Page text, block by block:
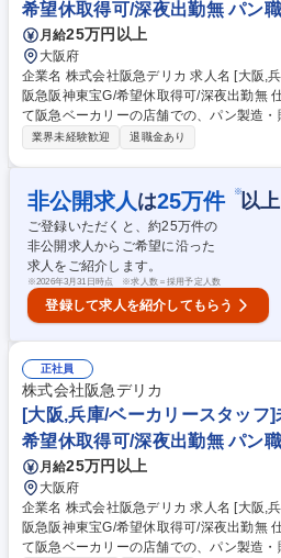
オアシス・イズミヤ・関西スーパー等展開
希望休取得可/深夜出勤無 パン
月給25万円以上
大阪府
企業名 株式会社阪急デリカ 求人名 [大阪,兵庫/ベーカリースタッフ]未経験/
阪急阪神東宝G/希望休取得可/深夜出勤無 仕事の内容 将来の店長候補とし
て阪急ベーカリーの店舗での、パン製造
す。まずはパンづくりや接客等、基本業
地の準備（解凍・ホイロなど）/分割⇒成
務/売り場づくり/製造計画/発注業務/売上
内で成型・焼成・仕上げを行うため、お
の腕の見せどころです！～ 【キャリアパ
なれば、最短で半年で店長になった方もいらっし
阪,兵庫/ベーカリースタッフ]未経験/阪急
勤無
業界未経験歓迎 退職金あり
非公開求人 は25万件 ※以上
ご登録いただくと、約25万件の
非公開求人からご希望に沿った
求人をご紹介します。
※2026年3月31日時点 ※求人数＝採用予定人数
登録して求人を紹介してもらう
正社員
株式会社阪急デリカ
[大阪,兵庫/ベーカリースタッフ
希望休取得可/深夜出勤無 パン
月給25万円以上
大阪府
企業名 株式会社阪急デリカ 求人名 [大阪,兵庫/ベーカリースタッフ]未経験/
阪急阪神東宝G/希望休取得可/深夜出勤無 仕事の内容 将来の店長候補とし
て阪急ベーカリーの店舗での、パン製造